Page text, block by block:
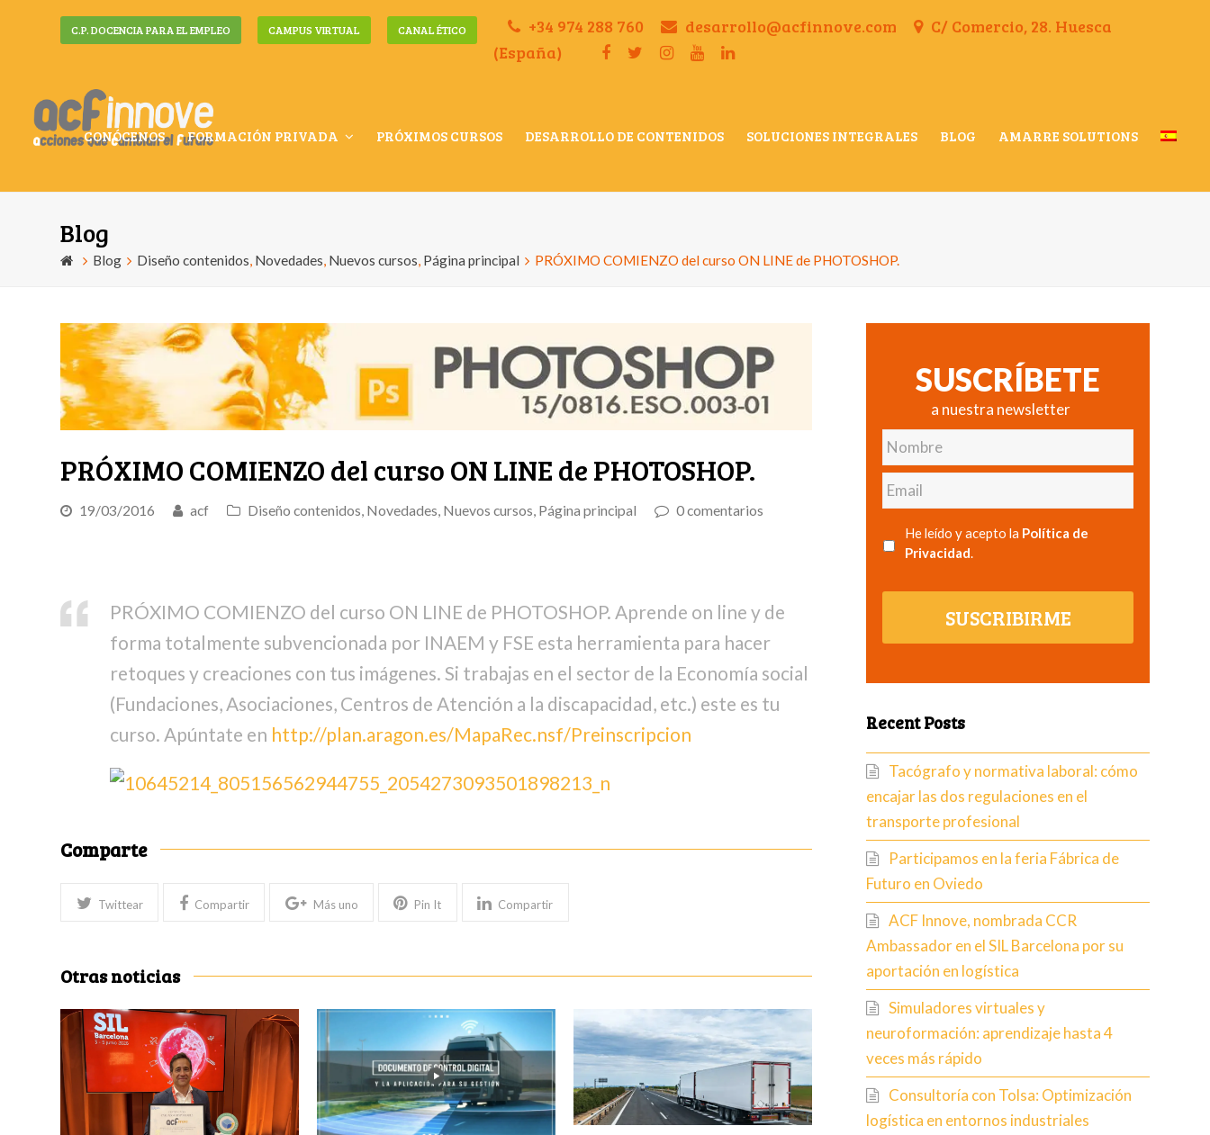
C.P. DOCENCIA PARA EL EMPLEO CAMPUS VIRTUAL CANAL ÉTICO +34 974 288 760 desarrollo@acfinnove.com
C/ Comercio, 28. Huesca
(España)
CONÓCENOS FORMACIÓN PRIVADA PRÓXIMOS CURSOS DESARROLLO DE CONTENIDOS SOLUCIONES INTEGRALES BLOG AMARRE SOLUTIONS
Blog
Blog Diseño contenidos, Novedades, Nuevos cursos, Página principal PRÓXIMO COMIENZO del curso ON LINE de PHOTOSHOP.
PRÓXIMO COMIENZO del curso ON LINE de PHOTOSHOP.
19/03/2016 acf Diseño contenidos, Novedades, Nuevos cursos, Página principal 0 comentarios
PRÓXIMO COMIENZO del curso ON LINE de PHOTOSHOP. Aprende on line y de
forma totalmente subvencionada por INAEM y FSE esta herramienta para hacer
retoques y creaciones con tus imágenes. Si trabajas en el sector de la Economía social
(Fundaciones, Asociaciones, Centros de Atención a la discapacidad, etc.) este es tu
curso. Apúntate en http://plan.aragon.es/MapaRec.nsf/Preinscripcion
Comparte
Twittear Compartir Más uno Pin It Compartir
Otras noticias
SUSCRÍBETE
a nuestra newsletter
Nombre
Email
He leído y acepto la Política de
Privacidad.
SUSCRIBIRME
Recent Posts
Tacógrafo y normativa laboral: cómo
encajar las dos regulaciones en el
transporte profesional
Participamos en la feria Fábrica de
Futuro en Oviedo
ACF Innove, nombrada CCR
Ambassador en el SIL Barcelona por su
aportación en logística
Simuladores virtuales y
neuroformación: aprendizaje hasta 4
veces más rápido
Consultoría con Tolsa: Optimización
logística en entornos industriales